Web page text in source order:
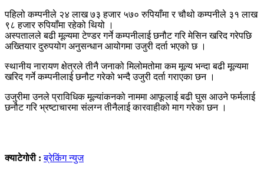
पहिलो कम्पनीले २४ लाख ७३ हजार ५७० रुपियाँमा र चौथो कम्पनीले ३१ लाख
९८ हजार रुपियाँमा रहेको थियो ।
अस्पतालले बढी मूल्यमा टेण्डर गर्ने कम्पनीलाई छनौट गरि मेसिन खरिद गरेपछि
अख्तियार दुरुपयोग अनुसन्धान आयोगमा उजुरी दर्ता भएको छ ।
स्थानीय नारायण क्षेत्रले तीनै जनाको मिलोमतोमा कम मूल्य भन्दा बढी मूल्यमा
खरिद गर्ने कम्पनीलाई छनौट गरेको भन्दै उजुरी दर्ता गराएका छन ।
उजुरीमा उनले प्राविधिक मूल्यांकनको नाममा आफूलाई बढी घुस आउने फर्मलाई
छनौट गरि भ्रष्टाचारमा संलग्न तीनैलाई कारवाहीको माग गरेका छन ।
क्याटेगोरी :ब्रेकिंग न्युज